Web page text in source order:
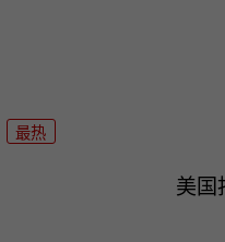
最热
美国